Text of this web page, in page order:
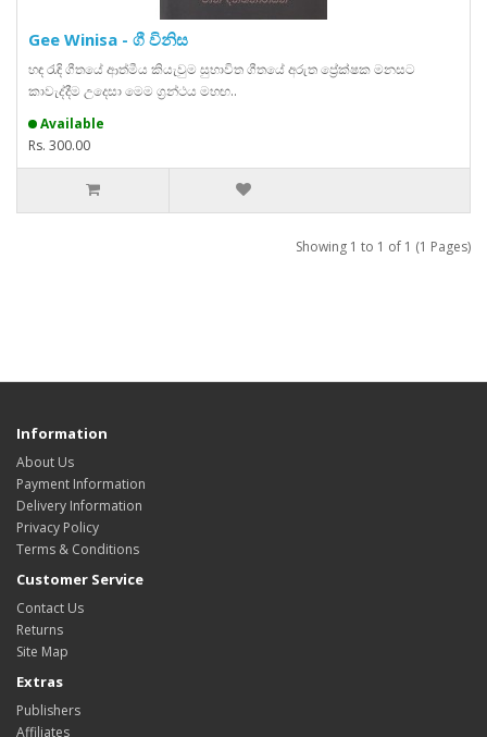
Gee Winisa - ගී විනිස
හඳ රැඳි ගීතයේ ආත්මීය කියැවුම සුභාවිත ගීතයේ අරුත ප්‍රේක්ෂක මනසට
කාවැද්දීම උදෙසා මෙම ග්‍රන්ථය මහඟ..
Available
Rs. 300.00
Showing 1 to 1 of 1 (1 Pages)
Information
About Us
Payment Information
Delivery Information
Privacy Policy
Terms & Conditions
Customer Service
Contact Us
Returns
Site Map
Extras
Publishers
Affiliates